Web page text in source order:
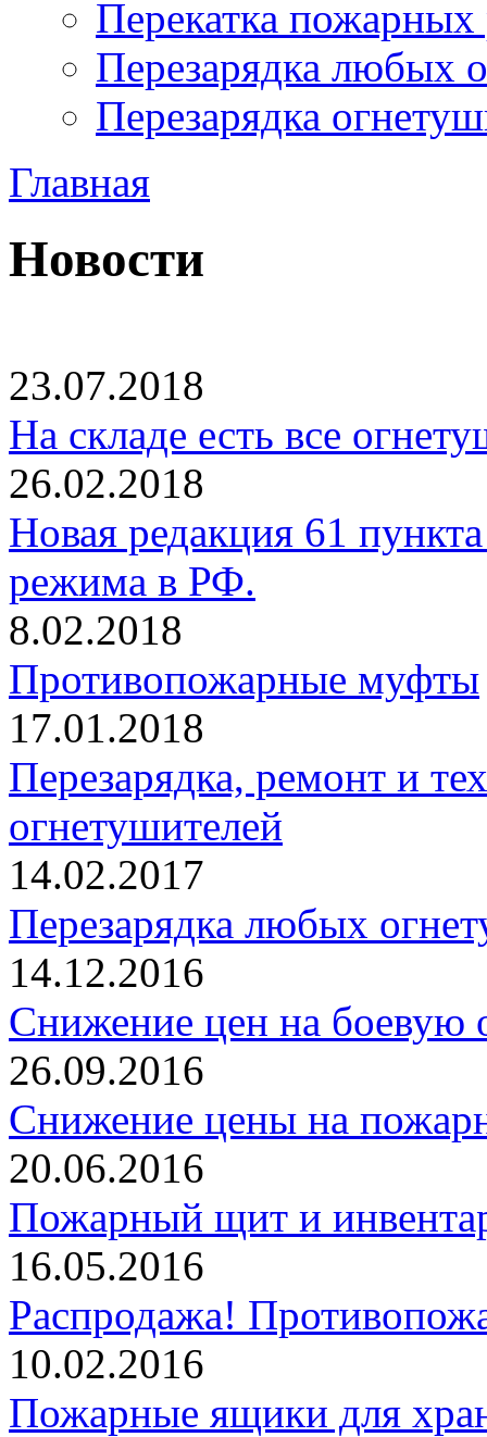
Перекатка пожарных
Перезарядка любых
Перезарядка
Главная
Новости
23.07.2018
На складе есть все
26.02.2018
Новая редакция 61
режима в РФ.
8.02.2018
Противопожарные муфты
17.01.2018
Перезарядка, ремонт и
огнетушителей
14.02.2017
Перезарядка любых
14.12.2016
Снижение цен на боевую
26.09.2016
Снижение цены на
20.06.2016
Пожарный щит и
16.05.2016
Распродажа!
10.02.2016
Пожарные ящики для